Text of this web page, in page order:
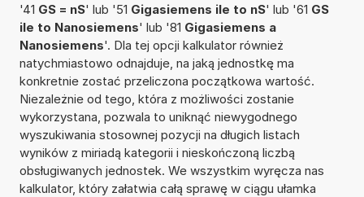
'41 GS = nS' lub '51 Gigasiemens ile to nS' lub '61 GS
ile to Nanosiemens' lub '81 Gigasiemens a
Nanosiemens'. Dla tej opcji kalkulator również
natychmiastowo odnajduje, na jaką jednostkę ma
konkretnie zostać przeliczona początkowa wartość.
Niezależnie od tego, która z możliwości zostanie
wykorzystana, pozwala to uniknąć niewygodnego
wyszukiwania stosownej pozycji na długich listach
wyników z miriadą kategorii i nieskończoną liczbą
obsługiwanych jednostek. We wszystkim wyręcza nas
kalkulator, który załatwia całą sprawę w ciągu ułamka